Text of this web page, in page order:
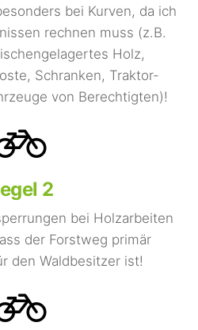
bei Kurven, da ich
rechnen muss (z.B.
Holz,
Schranken, Traktor-
von Berechtigten)!
2
bei Holzarbeiten
der Forstweg primär
den Waldbesitzer ist!